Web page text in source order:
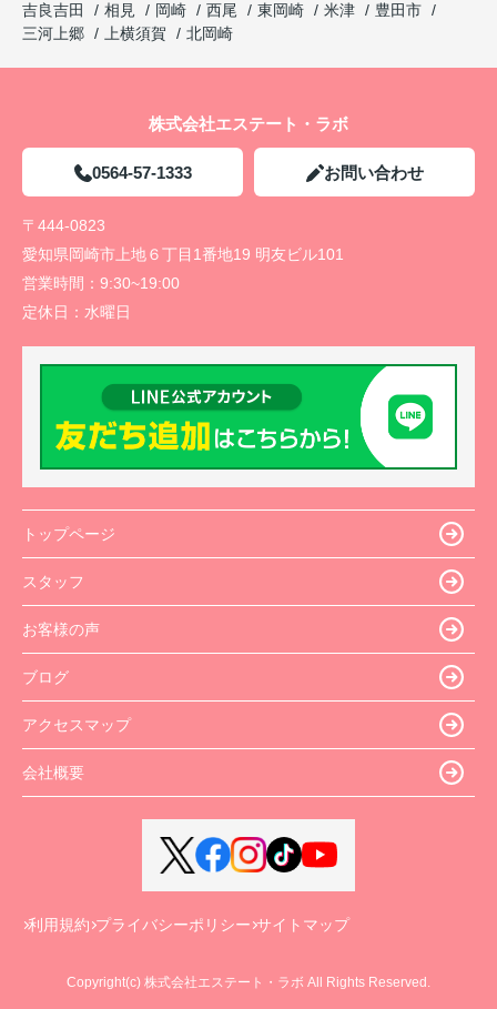
吉良吉田
相見 岡崎 西尾 東岡崎 米津
豊田市
三河上郷
上横須賀 北岡崎
株式会社エステート・ラボ
0564-57-1333 お問い合わせ
〒444-0823
愛知県岡崎市上地６丁目1番地19 明友ビル101
営業時間： 9:30~19:00
定休日： 水曜日
トップページ
スタッフ
お客様の声
ブログ
アクセスマップ
会社概要
利用規約 プライバシーポリシー サイトマップ
Copyright(c) 株式会社エステート・ラボ All Rights Reserved.